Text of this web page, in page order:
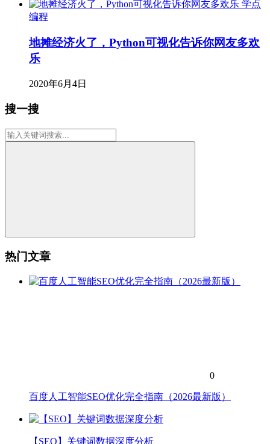
学点
编程
地摊经济火了，Python可视化告诉你网友多欢
乐
2020年6月4日
搜一搜
热门文章
0
百度人工智能SEO优化完全指南（2026最新版）
【SEO】关键词数据深度分析